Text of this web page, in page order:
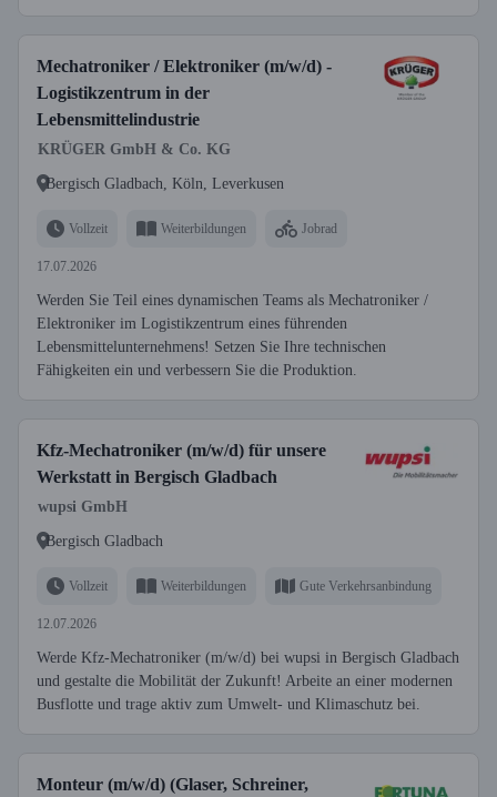
Mechatroniker / Elektroniker (m/w/d) -
Logistikzentrum in der
Lebensmittelindustrie
KRÜGER GmbH & Co. KG
Bergisch Gladbach, Köln, Leverkusen
Vollzeit Weiterbildungen Jobrad
17.07.2026
Werden Sie Teil eines dynamischen Teams als Mechatroniker /
Elektroniker im Logistikzentrum eines führenden
Lebensmittelunternehmens! Setzen Sie Ihre technischen
Fähigkeiten ein und verbessern Sie die Produktion.
Kfz-Mechatroniker (m/w/d) für unsere
Werkstatt in Bergisch Gladbach
wupsi GmbH
Bergisch Gladbach
Vollzeit Weiterbildungen Gute Verkehrsanbindung
12.07.2026
Werde Kfz-Mechatroniker (m/w/d) bei wupsi in Bergisch Gladbach
und gestalte die Mobilität der Zukunft! Arbeite an einer modernen
Busflotte und trage aktiv zum Umwelt- und Klimaschutz bei.
Monteur (m/w/d) (Glaser, Schreiner,